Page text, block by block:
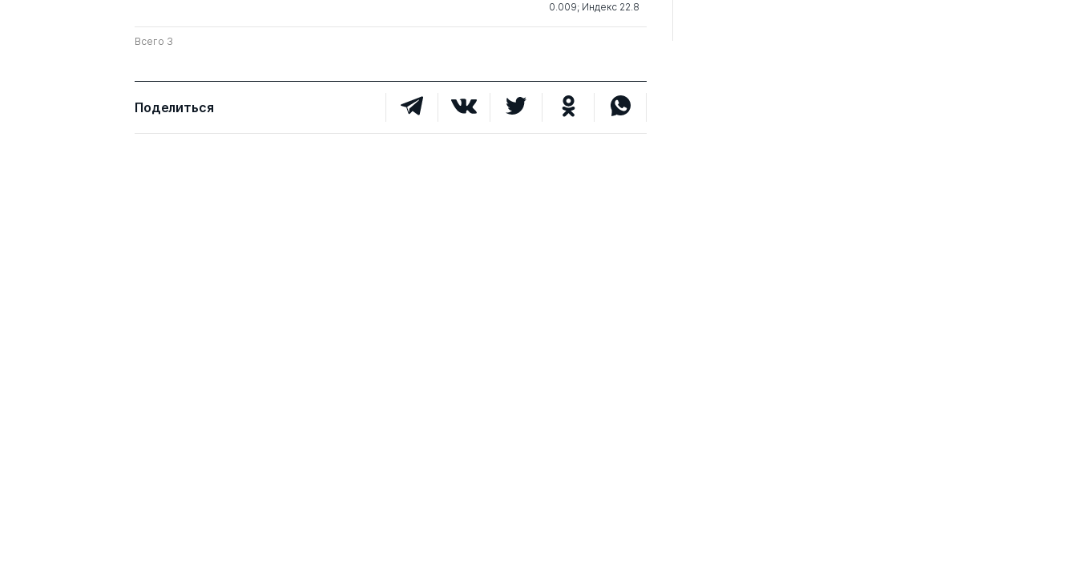
0.009; Индекс 22.8
Всего 3
Поделиться